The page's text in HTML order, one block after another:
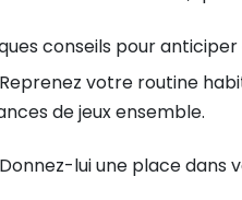
conseils pour
Reprenez votre routine
de jeux ensemble.
Donnez-lui une place dans